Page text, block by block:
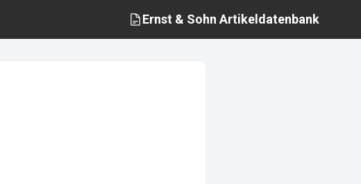
Ernst & Sohn Artikeldatenbank